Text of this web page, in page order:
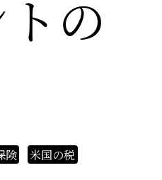
の
険
米国の税